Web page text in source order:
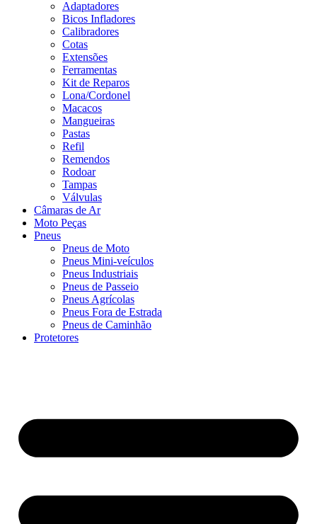
Adaptadores
Bicos Infladores
Calibradores
Cotas
Extensões
Ferramentas
Kit de Reparos
Lona/Cordonel
Macacos
Mangueiras
Pastas
Refil
Remendos
Rodoar
Tampas
Válvulas
Câmaras de Ar
Moto Peças
Pneus
Pneus de Moto
Pneus Mini-veículos
Pneus Industriais
Pneus de Passeio
Pneus Agrícolas
Pneus Fora de Estrada
Pneus de Caminhão
Protetores